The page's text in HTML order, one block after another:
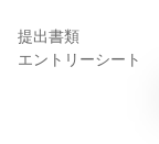
提出書類
エントリーシート